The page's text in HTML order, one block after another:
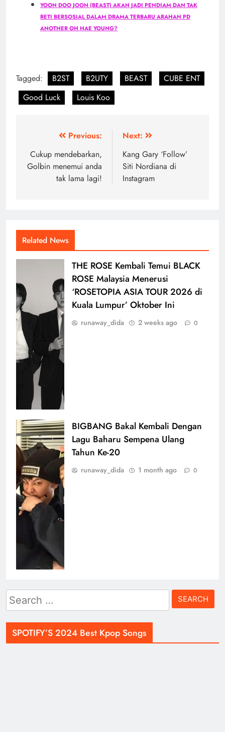
YOON DOO JOON (BEAST) AKAN JADI PENDIAM DAN TAK
RETI BERSOSIAL DALAM DRAMA TERBARU ARAHAN PD
ANOTHER OH HAE YOUNG?
Tagged: B2ST B2UTY BEAST
CUBE ENT
Good Luck
Louis Koo
navigation
Previous:
Cukup mendebarkan,
Golbin menemui anda
tak lama lagi!
Next:
Kang Gary ‘Follow’
Siti Nordiana di
Instagram
Related News
THE ROSE Kembali Temui BLACK
ROSE Malaysia Menerusi
‘ROSETOPIA ASIA TOUR 2026 di
Kuala Lumpur’ Oktober Ini
runaway_dida 2 weeks ago 0
BIGBANG Bakal Kembali Dengan
Lagu Baharu Sempena Ulang
Tahun Ke-20
runaway_dida 1 month ago 0
Search
for:
SPOTIFY’S 2024 Best Kpop Songs